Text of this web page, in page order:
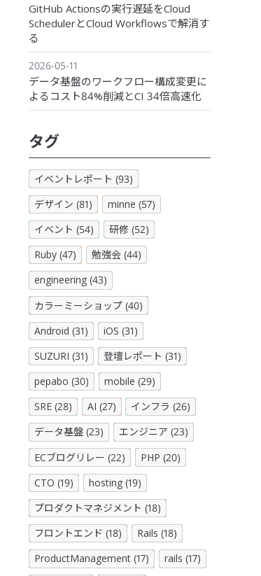
GitHub Actionsの実行遅延をCloud
SchedulerとCloud Workflowsで解消す
る
2026-05-11
データ基盤のワークフロー構成変更に
よるコスト84%削減とCI 34倍高速化
タグ
イベントレポート (93)
デザイン (81)
minne (57)
イベント (54)
研修 (52)
Ruby (47)
勉強会 (44)
engineering (43)
カラーミーショップ (40)
Android (31)
iOS (31)
SUZURI (31)
登壇レポート (31)
pepabo (30)
mobile (29)
SRE (28)
AI (27)
インフラ (26)
データ基盤 (23)
エンジニア (23)
ECブログリレー (22)
PHP (20)
CTO (19)
hosting (19)
プロダクトマネジメント (18)
フロントエンド (18)
Rails (18)
ProductManagement (17)
rails (17)